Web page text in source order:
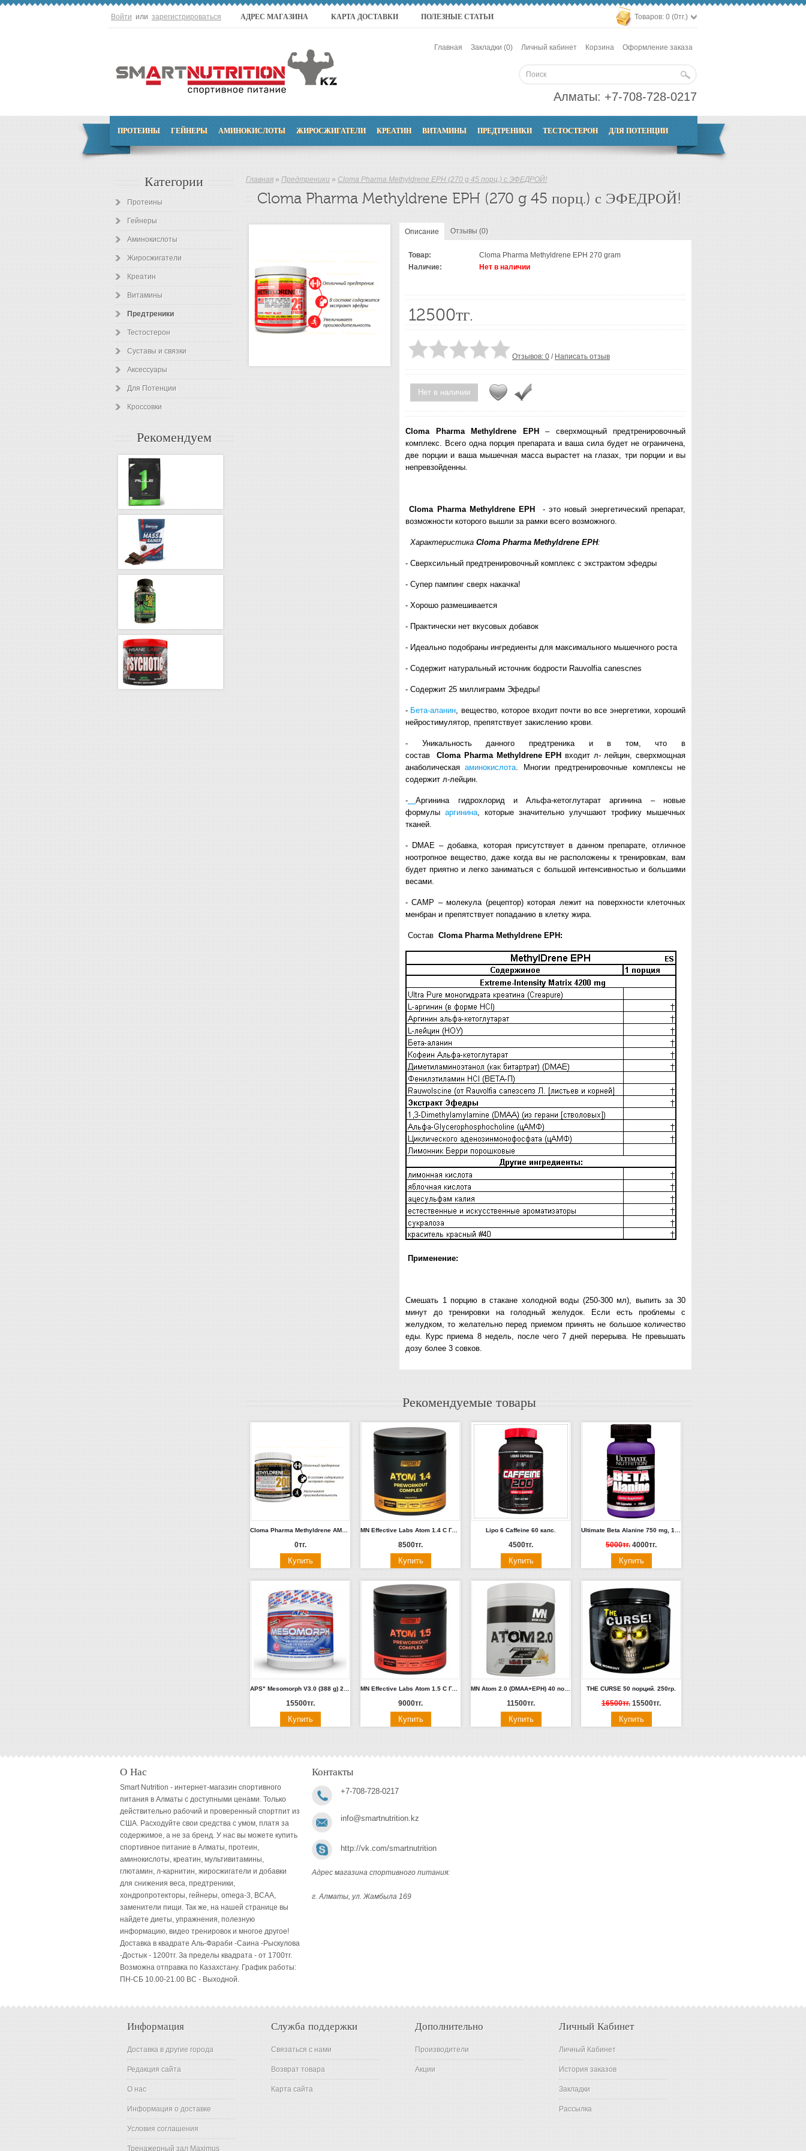
Войти или зарегистрироваться АДРЕС МАГАЗИНА КАРТА ДОСТАВКИ ПОЛЕЗНЫЕ СТАТЬИ Товаров: 0 (0тг.)
Главная Закладки (0) Личный кабинет Корзина Оформление заказа
Алматы: +7-708-728-0217
ПРОТЕИНЫ ГЕЙНЕРЫ АМИНОКИСЛОТЫ ЖИРОСЖИГАТЕЛИ КРЕАТИН ВИТАМИНЫ ПРЕДТРЕНИКИ ТЕСТОСТЕРОН ДЛЯ ПОТЕНЦИИ
Категории
Протеины
Гейнеры
Аминокислоты
Жиросжигатели
Креатин
Витамины
Предтреники
Тестостерон
Суставы и связки
Аксессуары
Для Потенции
Кроссовки
Рекомендуем
Главная » Предтреники » Cloma Pharma Methyldrene EPH (270 g 45 порц.) с ЭФЕДРОЙ!
Cloma Pharma Methyldrene EPH (270 g 45 порц.) с ЭФЕДРОЙ!
Описание Отзывы (0)
Товар:
Cloma Pharma Methyldrene EPH 270 gram
Наличие:
Нет в наличии
12500тг.
Отзывов: 0 / Написать отзыв
Нет в наличии
Cloma Pharma Methyldrene EPH
– сверхмощный предтренировочный
комплекс. Всего одна порция препарата и ваша сила будет не ограничена,
две порции и ваша мышечная масса вырастет на глазах, три порции и вы
непревзойденны.
Cloma Pharma Methyldrene EPH
- это новый энергетический препарат,
возможности которого вышли за рамки всего возможного.
Характеристика Cloma Pharma Methyldrene EPH:
- Сверхсильный предтренировочный комплекс с экстрактом эфедры
- Супер пампинг сверх накачка!
- Хорошо размешивается
- Практически нет вкусовых добавок
- Идеально подобраны ингредиенты для максимального мышечного роста
- Содержит натуральный источник бодрости Rauvolfia canescnes
- Содержит 25 миллиграмм Эфедры!
- Бета-аланин, вещество, которое входит почти во все энергетики, хороший
нейростимулятор, препятствует закислению крови.
- Уникальность данного предтреника и в том, что в
составCloma Pharma Methyldrene EPH входит л- лейцин, сверхмощная
анаболическаяаминокислота. Многии предтренировочные комплексы не
содержит л-лейцин.
-
Аргинина гидрохлорид и Альфа-кетоглутарат аргинина – новые
формулы аргинина, которые значительно улучшают трофику мышечных
тканей.
- DMAE – добавка, которая присутствует в данном препарате, отличное
ноотропное вещество, даже когда вы не расположены к тренировкам, вам
будет приятно и легко заниматься с большой интенсивностью и большими
весами.
- CAMP – молекула (рецептор) которая лежит на поверхности клеточных
менбран и препятствует попаданию в клетку жира.
Состав Cloma Pharma Methyldrene EPH:
Применение:
Смешать 1 порцию в стакане холодной воды (250-300 мл), выпить за 30
минут до тренировки на голодный желудок. Если есть проблемы с
желудком, то желательно перед приемом принять не большое количество
еды. Курс приема 8 недель, после чего 7 дней перерыва. Не превышать
дозу более 3 совков.
Рекомендуемые товары
0тг.
MN Effective Labs Atom 1.4 С Геранью 200 г (Ананас)
8500тг.
Lipo 6 Caffeine 60 капс.
4500тг. 5000тг. 4000тг.
15500тг.
MN Effective Labs Atom 1.5 С Геранью 200 г (Лимонад)
9000тг. 11500тг.
THE CURSE 50 порций. 250гр.
16500тг. 15500тг.
О Нас
Smart Nutrition - интернет-магазин спортивного
питания в Алматы с доступными ценами. Только
действительно рабочий и проверенный спортпит из
США. Расходуйте свои средства с умом, платя за
содержимое, а не за бренд. У нас вы можете купить
спортивное питание в Алматы, протеин,
аминокислоты, креатин, мультивитамины,
глютамин, л-карнитин, жиросжигатели и добавки
для снижения веса, предтреники,
хондропротекторы, гейнеры, omega-3, BCAA,
заменители пищи. Так же, на нашей странице вы
найдете диеты, упражнения, полезную
информацию, видео тренировок и многое другое!
Доставка в квадрате Аль-Фараби -Саина -Рыскулова
-Достык - 1200тг. За пределы квадрата - от 1700тг.
Возможна отправка по Казахстану. График работы:
ПН-СБ 10.00-21.00 ВC - Выходной.
Контакты
+7-708-728-0217
info@smartnutrition.kz
http://vk.com/smartnutrition
Адрес магазина спортивного питания:
г. Алматы, ул. Жамбыла 169
Информация
Доставка в другие города
Редакция сайта
О нас
Информация о доставке
Условия соглашения
Тренажерный зал Maximus
Служба поддержки
Связаться с нами
Возврат товара
Карта сайта
Дополнительно
Производители
Акции
Личный Кабинет
Личный Кабинет
История заказов
Закладки
Рассылка